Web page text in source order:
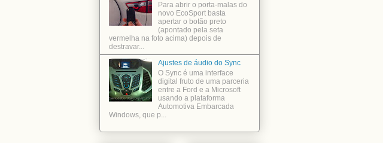
Para abrir o porta-malas do
novo EcoSport basta
apertar o botão preto
(apontado pela seta
vermelha na foto acima) depois de
destravar...
Ajustes de áudio do Sync
O Sync é uma interface
digital fruto de uma parceria
entre a Ford e a Microsoft
usando a plataforma
Automotiva Embarcada
Windows, que p...